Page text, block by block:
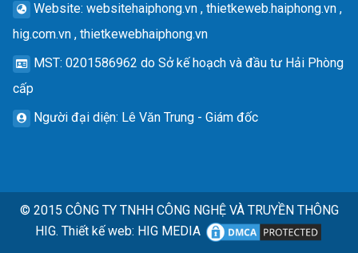
Website: websitehaiphong.vn , thietkeweb.haiphong.vn ,
hig.com.vn , thietkewebhaiphong.vn
MST: 0201586962 do Sở kế hoạch và đầu tư Hải Phòng
cấp
Người đại diện: Lê Văn Trung - Giám đốc
© 2015 CÔNG TY TNHH CÔNG NGHỆ VÀ TRUYỀN THÔNG
HIG. Thiết kế web: HIG MEDIA